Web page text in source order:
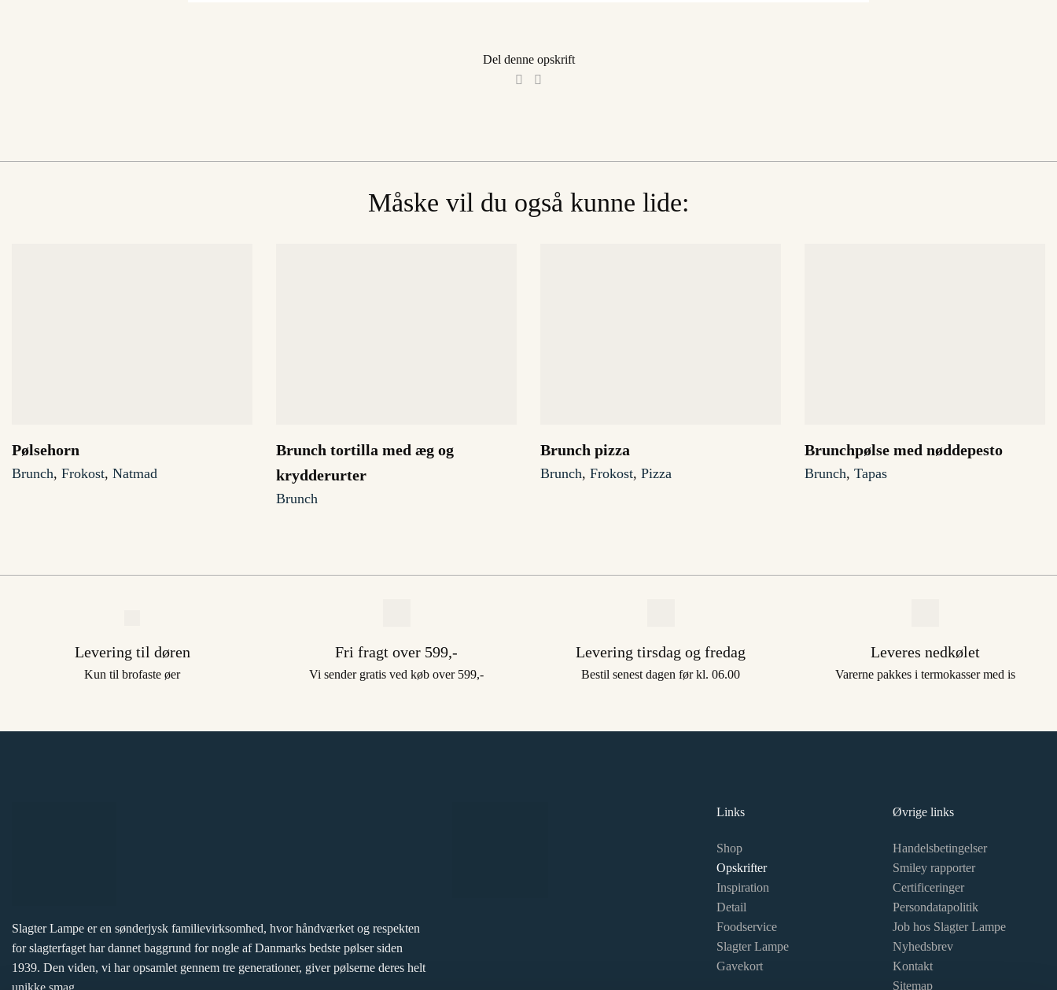
Del denne opskrift
Måske vil du også kunne lide:
Pølsehorn
Brunch, Frokost, Natmad
Brunch tortilla med æg og
krydderurter
Brunch
Brunch pizza
Brunch, Frokost, Pizza
Brunchpølse med nøddepesto
Brunch, Tapas
Levering til døren
Kun til brofaste øer
Fri fragt over 599,-
Vi sender gratis ved køb over 599,-
Levering tirsdag og fredag
Bestil senest dagen før kl. 06.00
Leveres nedkølet
Varerne pakkes i termokasser med is
Slagter Lampe er en sønderjysk familievirksomhed, hvor håndværket og respekten
for slagterfaget har dannet baggrund for nogle af Danmarks bedste pølser siden
1939. Den viden, vi har opsamlet gennem tre generationer, giver pølserne deres helt
Links
Shop
Opskrifter
Inspiration
Detail
Foodservice
Slagter Lampe
Gavekort
Øvrige links
Handelsbetingelser
Smiley rapporter
Certificeringer
Persondatapolitik
Job hos Slagter Lampe
Nyhedsbrev
Kontakt
Sitemap